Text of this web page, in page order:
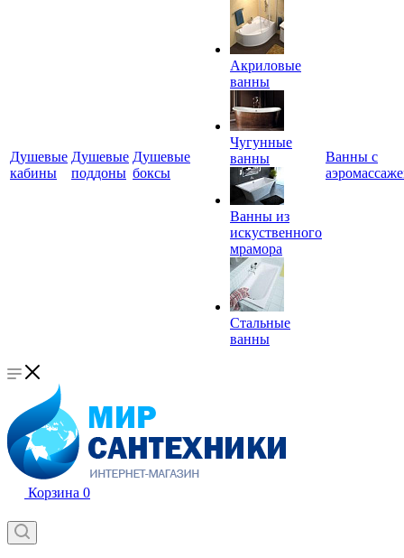
Душевые
кабины
Душевые
поддоны
Душевые
боксы
Акриловые
ванны
Чугунные
ванны
Ванны из
искуственного
мрамора
Стальные
ванны
Ванны с
Корзина 0